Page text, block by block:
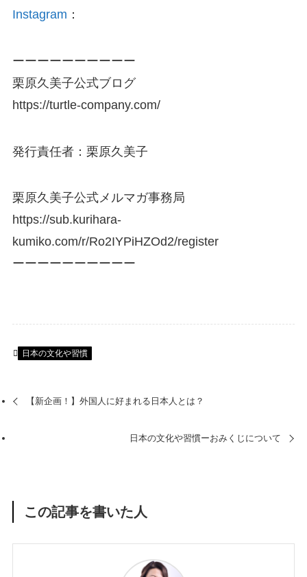
Instagram ：
ーーーーーーーーーー
栗原久美子公式ブログ
https://turtle-company.com/
発行責任者：栗原久美子
栗原久美子公式メルマガ事務局
https://sub.kurihara-
kumiko.com/r/Ro2IYPiHZOd2/register
ーーーーーーーーーー
日本の文化や習慣
【新企画！】外国人に好まれる日本人とは？
日本の文化や習慣ーおみくじについて
この記事を書いた人